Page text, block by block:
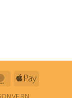
MasterCardApple